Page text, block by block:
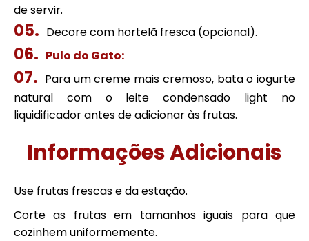
de servir.
Decore com hortelã fresca (opcional).
Pulo do Gato:
Para um creme mais cremoso, bata o iogurte
natural com o leite condensado light no
liquidificador antes de adicionar às frutas.
Informações Adicionais
Use frutas frescas e da estação.
Corte as frutas em tamanhos iguais para que
cozinhem uniformemente.